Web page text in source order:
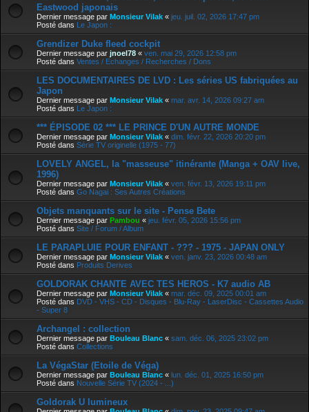
Eastwood japonais
Dernier message par Monsieur Vilak « jeu. juil. 02, 2026 17:47 pm
Posté dans Le Japon :
Grendizer Duke fleed cockpit
Dernier message par jnoel78 « ven. mai 29, 2026 12:58 pm
Posté dans Ventes / Echanges / Recherches / Dons
LES DOCUMENTAIRES DE LVD : Les séries US fabriquées au
Japon
Dernier message par Monsieur Vilak « mar. avr. 14, 2026 09:27 am
Posté dans Le Japon :
*** ÉPISODE 02 *** LE PRINCE D'UN AUTRE MONDE
Dernier message par Monsieur Vilak « dim. févr. 22, 2026 20:20 pm
Posté dans Série TV originelle (1975 - 77)
LOVELY ANGEL, la "masseuse" itinérante (Manga + OAV live,
1996)
Dernier message par Monsieur Vilak « ven. févr. 13, 2026 19:11 pm
Posté dans Go Nagai : Ses Autres Créations
Objets manquants sur le site - Pense Bete
Dernier message par Pambou « jeu. févr. 05, 2026 15:56 pm
Posté dans Site / Forum / Album
LE PARAPLUIE POUR ENFANT - ??? - 1975 - JAPAN ONLY
Dernier message par Monsieur Vilak « ven. janv. 23, 2026 00:48 am
Posté dans Produits Derives
GOLDORAK CHANTE AVEC TES HEROS - K7 audio AB
Dernier message par Monsieur Vilak « mar. déc. 09, 2025 00:01 am
Posté dans DVD - VHS - CD - Disques - Blu-Ray - LaserDisc - Cassettes Audio
- Super 8
Archangel : collection
Dernier message par Bouleau Blanc « sam. déc. 06, 2025 23:02 pm
Posté dans Collections
La VégaStar (Etoile de Véga)
Dernier message par Bouleau Blanc « lun. déc. 01, 2025 16:50 pm
Posté dans Nouvelle Série TV (2024 - ...)
Goldorak U lumineux